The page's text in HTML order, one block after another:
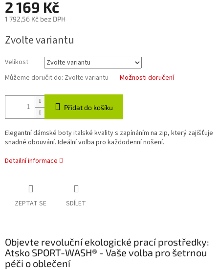
2 169 Kč
1 792,56 Kč bez DPH
cena:
Zvolte variantu
Velikost
Můžeme doručit do: Zvolte variantu Možnosti doručení
Přidat do košíku
Elegantní dámské boty italské kvality s zapínáním na zip, který zajišťuje
snadné obouvání. Ideální volba pro každodenní nošení.
Detailní informace
ZEPTAT SE SDÍLET
Objevte revoluční ekologické prací prostředky:
Atsko SPORT-WASH® - Vaše volba pro šetrnou
péči o oblečení